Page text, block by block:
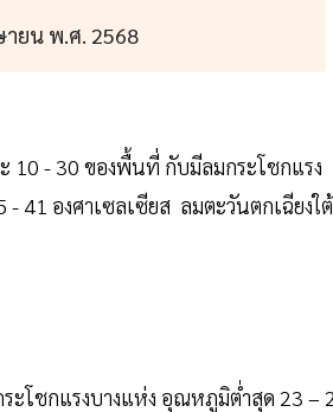
ยน พ.ศ. 2568
10 - 30 ของพื้นที่ กับมีลมกระโชกแรง
41 องศาเซลเซียส ลมตะวันตกเฉียงใต้
ะโชกแรงบางแห่ง อุณหภูมิต่ำสุด 23 –